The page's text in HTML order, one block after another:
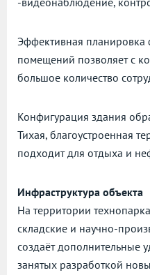
Эффективная планировка
помещений позволяет с
большое количество
Конфигурация здания
Тихая, благоустроенная
подходит для отдыха и
Инфраструктура объекта
На территории
складские и научно-
создаёт дополнительные
занятых разработкой